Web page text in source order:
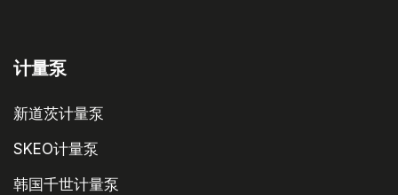
计量泵
新道茨计量泵
SKEO计量泵
韩国千世计量泵